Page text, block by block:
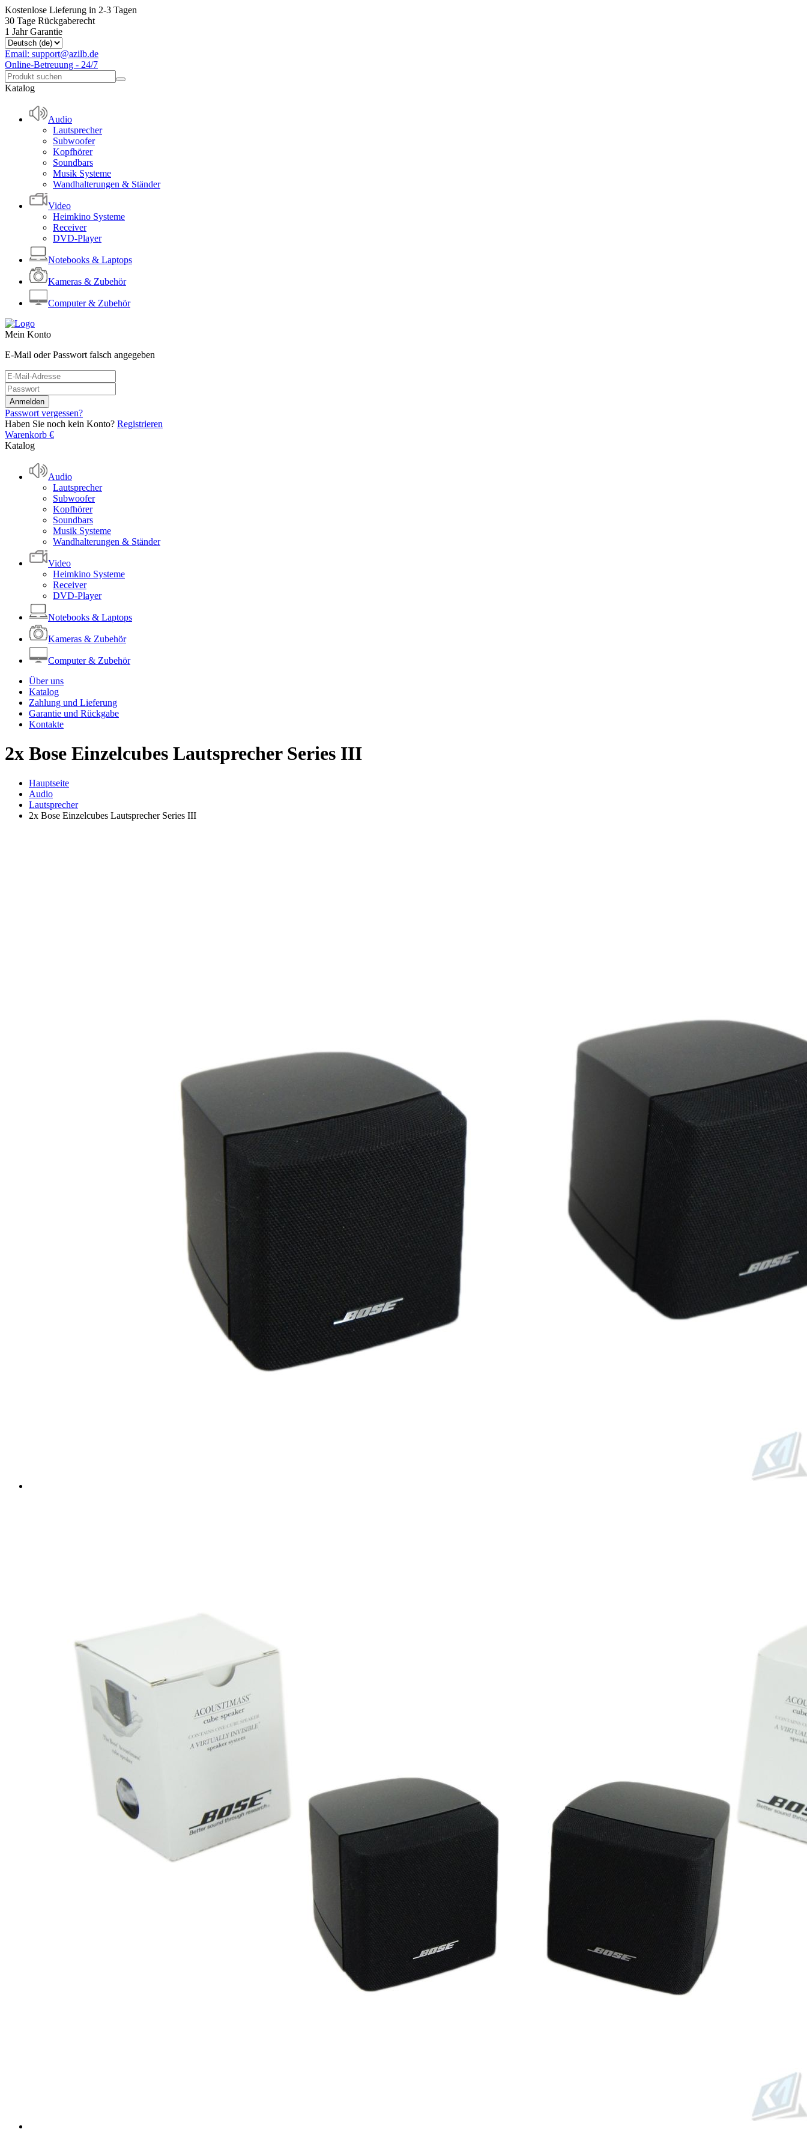
Kostenlose Lieferung in 2-3 Tagen
30 Tage Rückgaberecht
1 Jahr Garantie
Email: support@azilb.de
Online-Betreuung - 24/7
Katalog
Audio
Lautsprecher
Subwoofer
Kopfhörer
Soundbars
Musik Systeme
Wandhalterungen & Ständer
Video
Heimkino Systeme
Receiver
DVD-Player
Notebooks & Laptops
Kameras & Zubehör
Computer & Zubehör
Mein Konto
E-Mail oder Passwort falsch angegeben
Passwort vergessen?
Haben Sie noch kein Konto? Registrieren
Warenkorb €
Katalog
Audio
Lautsprecher
Subwoofer
Kopfhörer
Soundbars
Musik Systeme
Wandhalterungen & Ständer
Video
Heimkino Systeme
Receiver
DVD-Player
Notebooks & Laptops
Kameras & Zubehör
Computer & Zubehör
Über uns
Katalog
Zahlung und Lieferung
Garantie und Rückgabe
Kontakte
2x Bose Einzelcubes Lautsprecher Series III
Hauptseite
Audio
Lautsprecher
2x Bose Einzelcubes Lautsprecher Series III